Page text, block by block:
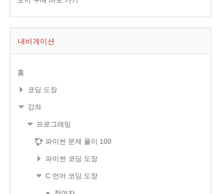
내비게이션
홈
코딩 도장
강좌
프로그래밍
파이썬 문제 풀이 100
파이썬 코딩 도장
C 언어 코딩 도장